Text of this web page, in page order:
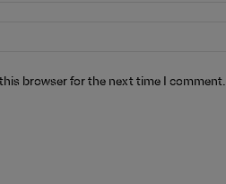
browser for the next time I comment.